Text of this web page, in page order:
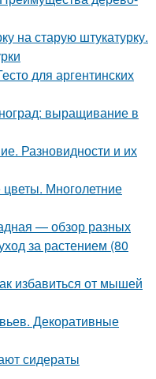
на старую штукатурку.
для аргентинских
выращивание в
Разновидности и их
Многолетние
— обзор разных
за растением (80
избавиться от мышей
Декоративные
сидераты